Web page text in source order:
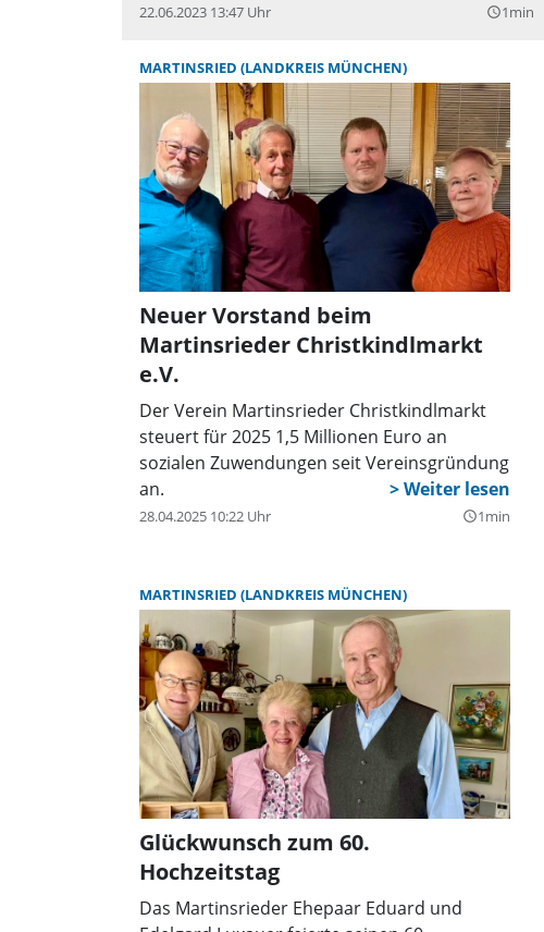
Grundschule in Martinsried besetzt und gerade
Schulweghelfer oder eine Schulweghelferin
dringend. Ihr Einsatz wäre wochentags von 7.30
bis 8 Uhr und wird mit jeweils 5 Euro
Aufwandsentschädigung steuerfrei vergütet.
Die Auswahl bestimmter Wochentage ist
möglich. Bei Interesse melden sich Bürger bitte
bei Silke Wilke, Tel. 0177/7104564 oder per Mail
an silke1203@googlemail.com.
22.06.2023 13:47 Uhr query_builder1min
MARTINSRIED (LANDKREIS MÜNCHEN)
Neuer Vorstand beim
Martinsrieder Christkindlmarkt
e.V.
Der Verein Martinsrieder Christkindlmarkt
steuert für 2025 1,5 Millionen Euro an
sozialen Zuwendungen seit Vereinsgründung
an.
28.04.2025 10:22 Uhr query_builder1min
MARTINSRIED (LANDKREIS MÜNCHEN)
Glückwunsch zum 60.
Hochzeitstag
Das Martinsrieder Ehepaar Eduard und